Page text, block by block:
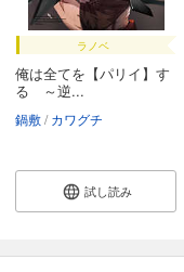
ラノベ
俺は全てを【パリイ】す
る ～逆...
鍋敷 カワグチ
試し読み